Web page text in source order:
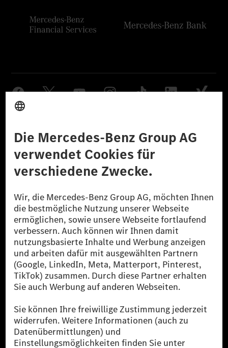
Datenschutz Lizenzhinweise Dritter Barrierefreiheit
© 2026 Mercedes-Benz Group AG. Alle Rechte vorbehalten.
[1] Bilanziell CO₂-neutral bedeutet, dass nicht vermiedene oder nicht
reduzierte CO₂-Emissionen bei der Mercedes-Benz Group durch
zertifizierte Ausgleichsprojekte kompensiert werden.
[2] Renewable Charging ist ein integraler Bestandteil von MB.CHARGE
Public in Europa, den USA, Kanada und China. Sofern an der jeweiligen
Ladestation noch kein Strom aus erneuerbaren Energien vorliegt,
verwendet Renewable Charging Grünstromzertifikate*. Diese stellen
sicher, dass für Ladevorgänge über MB.CHARGE Public eine äquivalente
Strommenge aus erneuerbaren Energien ins Stromnetz eingespeist wird.
* Inkl. EKOenergy Ökolabel
* Die angegebenen Werte wurden nach dem vorgeschriebenen
Messverfahren WLTP (Worldwide harmonised Light vehicles Test
Procedure) ermittelt. Die angegebenen Spannweiten beziehen sich auf